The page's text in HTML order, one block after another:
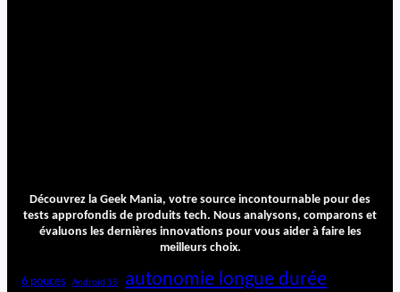
Découvrez la Geek Mania, votre source incontournable pour des
tests approfondis de produits tech. Nous analysons, comparons et
évaluons les dernières innovations pour vous aider à faire les
meilleurs choix.
6 pouces Android 15 autonomie longue durée